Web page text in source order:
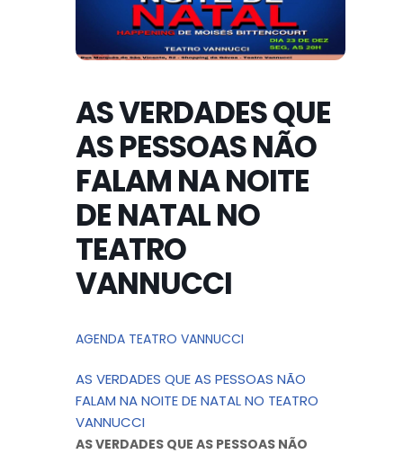
AS VERDADES QUE
AS PESSOAS NÃO
FALAM NA NOITE
DE NATAL NO
TEATRO
VANNUCCI
AGENDA TEATRO VANNUCCI
AS VERDADES QUE AS PESSOAS NÃO
FALAM NA NOITE DE NATAL NO TEATRO
VANNUCCI
AS VERDADES QUE AS PESSOAS NÃO